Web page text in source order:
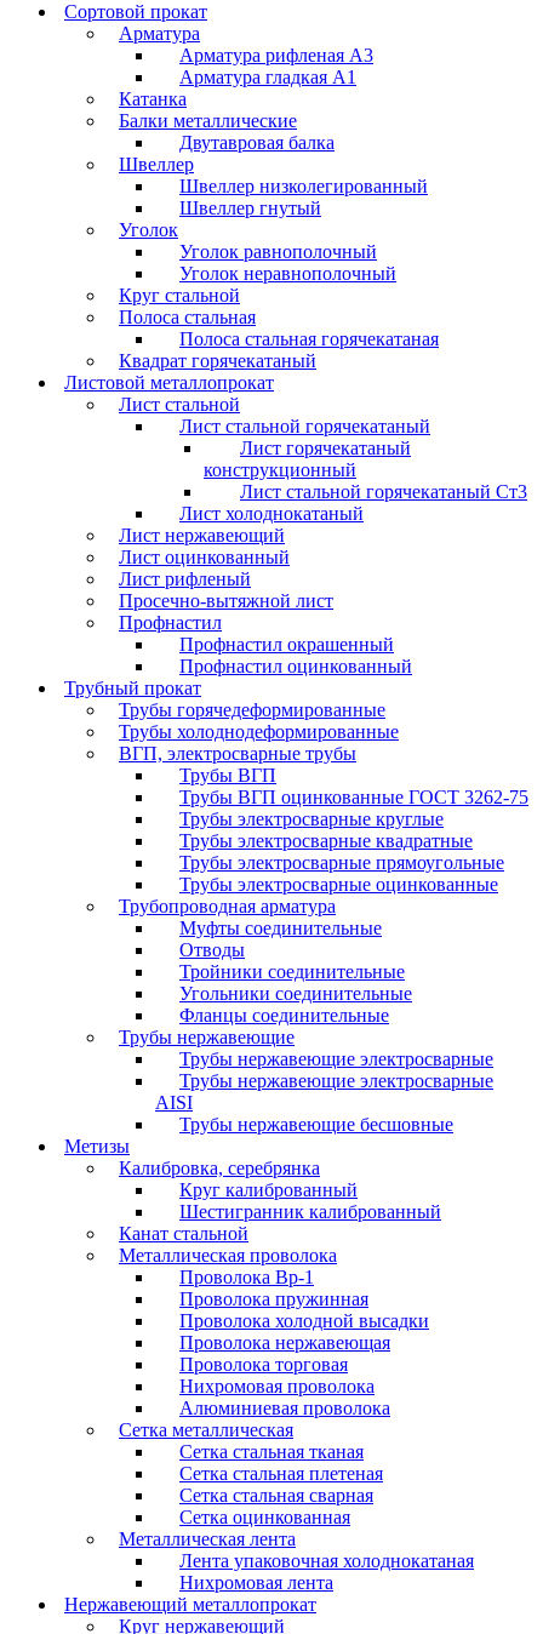
Сортовой прокат
Арматура
Арматура рифленая А3
Арматура гладкая А1
Катанка
Балки металлические
Двутавровая балка
Швеллер
Швеллер низколегированный
Швеллер гнутый
Уголок
Уголок равнополочный
Уголок неравнополочный
Круг стальной
Полоса стальная
Полоса стальная горячекатаная
Квадрат горячекатаный
Листовой металлопрокат
Лист стальной
Лист стальной горячекатаный
Лист горячекатаный
конструкционный
Лист стальной горячекатаный Ст3
Лист холоднокатаный
Лист нержавеющий
Лист оцинкованный
Лист рифленый
Просечно-вытяжной лист
Профнастил
Профнастил окрашенный
Профнастил оцинкованный
Трубный прокат
Трубы горячедеформированные
Трубы холоднодеформированные
ВГП, электросварные трубы
Трубы ВГП
Трубы ВГП оцинкованные ГОСТ 3262-75
Трубы электросварные круглые
Трубы электросварные квадратные
Трубы электросварные прямоугольные
Трубы электросварные оцинкованные
Трубопроводная арматура
Муфты соединительные
Отводы
Тройники соединительные
Угольники соединительные
Фланцы соединительные
Трубы нержавеющие
Трубы нержавеющие электросварные
Трубы нержавеющие электросварные
AISI
Трубы нержавеющие бесшовные
Метизы
Калибровка, серебрянка
Круг калиброванный
Шестигранник калиброванный
Канат стальной
Металлическая проволока
Проволока Вр-1
Проволока пружинная
Проволока холодной высадки
Проволока нержавеющая
Проволока торговая
Нихромовая проволока
Алюминиевая проволока
Сетка металлическая
Сетка стальная тканая
Сетка стальная плетеная
Сетка стальная сварная
Сетка оцинкованная
Металлическая лента
Лента упаковочная холоднокатаная
Нихромовая лента
Нержавеющий металлопрокат
Круг нержавеющий